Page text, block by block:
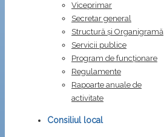
Viceprimar
Secretar general
Structură și Organigramă
Servicii publice
Program de funcționare
Regulamente
Rapoarte anuale de
activitate
Consiliul local